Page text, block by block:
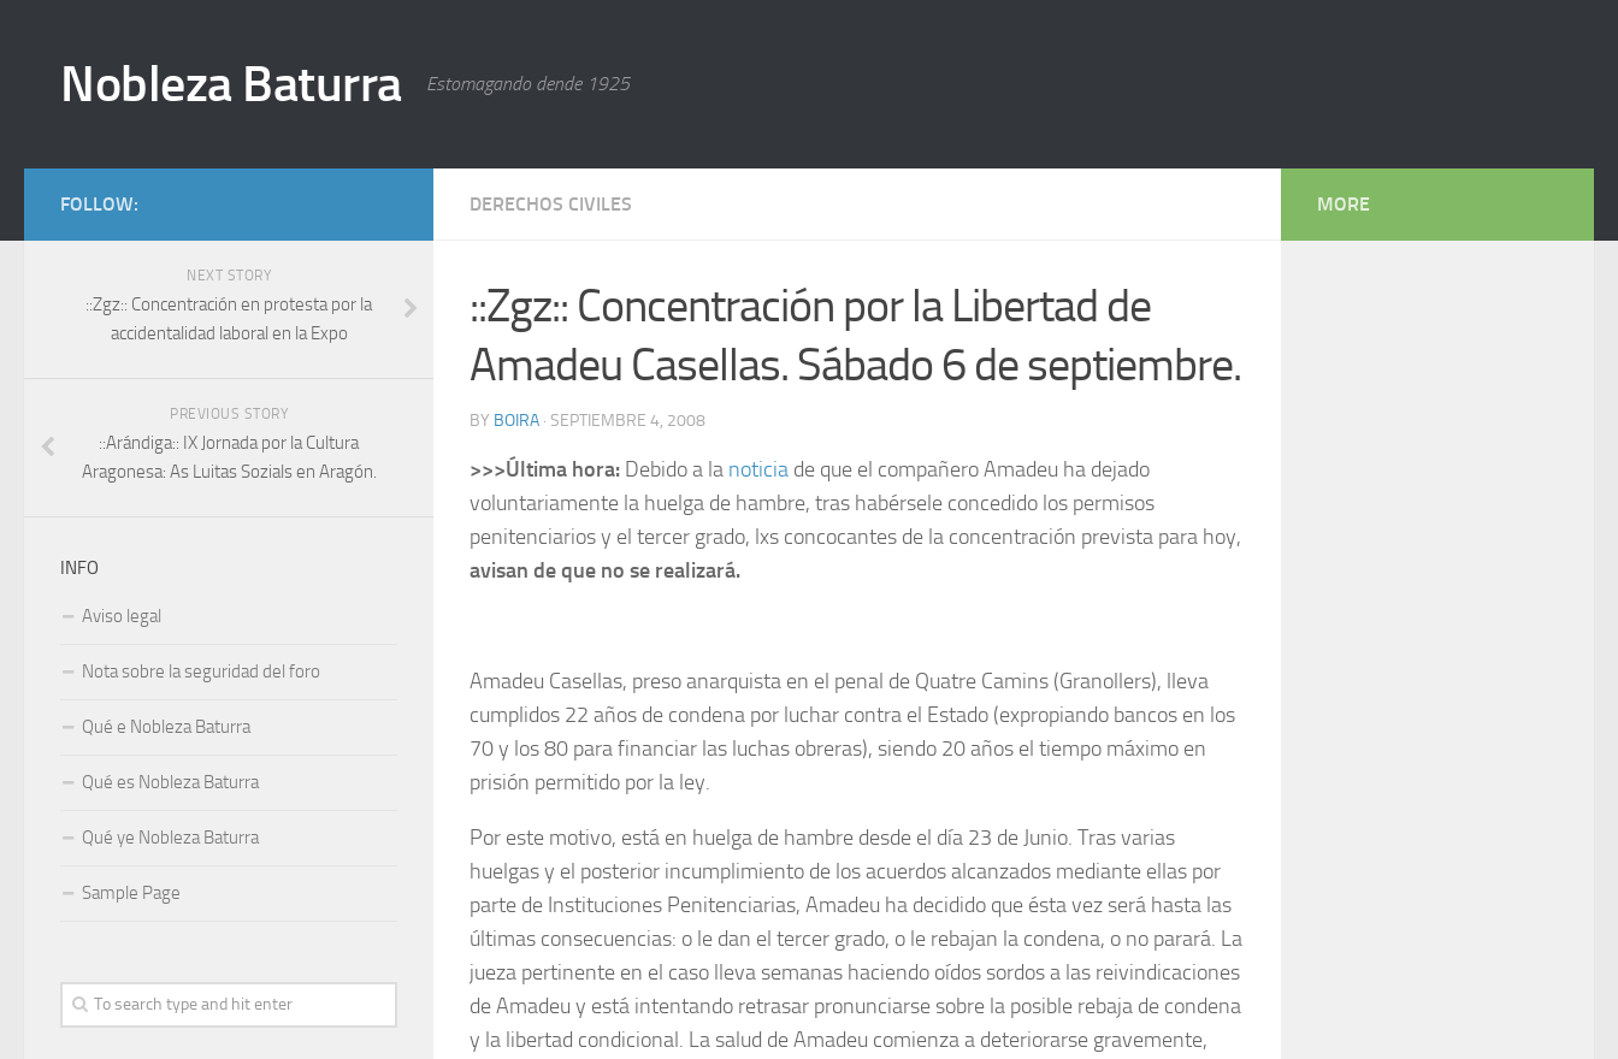
Nobleza Baturra Estomagando dende 1925
DERECHOS CIVILES
::Zgz:: Concentración por la Libertad de
Amadeu Casellas. Sábado 6 de septiembre.
BY BOIRA · SEPTIEMBRE 4, 2008
>>>Última hora: Debido a la noticia de que el compañero Amadeu ha dejado
voluntariamente la huelga de hambre, tras habérsele concedido los permisos
penitenciarios y el tercer grado, lxs concocantes de la concentración prevista para hoy,
avisan de que no se realizará.
Amadeu Casellas, preso anarquista en el penal de Quatre Camins (Granollers), lleva
cumplidos 22 años de condena por luchar contra el Estado (expropiando bancos en los
70 y los 80 para financiar las luchas obreras), siendo 20 años el tiempo máximo en
prisión permitido por la ley.
Por este motivo, está en huelga de hambre desde el día 23 de Junio. Tras varias
huelgas y el posterior incumplimiento de los acuerdos alcanzados mediante ellas por
parte de Instituciones Penitenciarias, Amadeu ha decidido que ésta vez será hasta las
últimas consecuencias: o le dan el tercer grado, o le rebajan la condena, o no parará. La
jueza pertinente en el caso lleva semanas haciendo oídos sordos a las reivindicaciones
de Amadeu y está intentando retrasar pronunciarse sobre la posible rebaja de condena
y la libertad condicional. La salud de Amadeu comienza a deteriorarse gravemente,
FOLLOW:
NEXT STORY
::Zgz:: Concentración en protesta por la
accidentalidad laboral en la Expo
PREVIOUS STORY
::Arándiga:: IX Jornada por la Cultura
Aragonesa: As Luitas Sozials en Aragón.
INFO
Aviso legal
Nota sobre la seguridad del foro
Qué e Nobleza Baturra
Qué es Nobleza Baturra
Qué ye Nobleza Baturra
Sample Page
MORE